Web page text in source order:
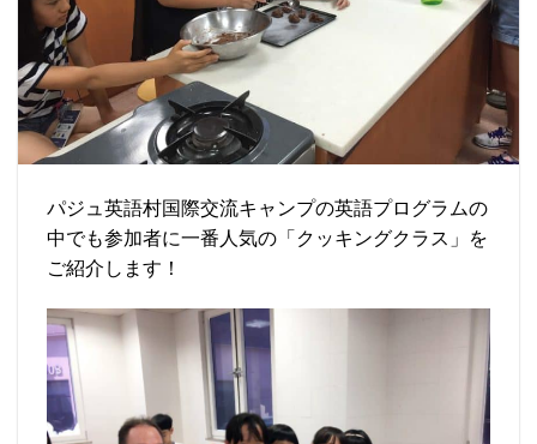
パジュ英語村国際交流キャンプの英語プログラムの
中でも参加者に一番人気の「クッキングクラス」を
ご紹介します！